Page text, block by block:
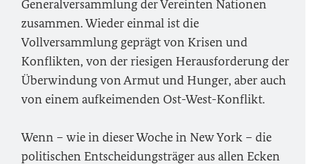
Generalversammlung der Vereinten Nationen
zusammen. Wieder einmal ist die
Vollversammlung geprägt von Krisen und
Konflikten, von der riesigen Herausforderung der
Überwindung von Armut und Hunger, aber auch
von einem aufkeimenden Ost-West-Konflikt.
Wenn – wie in dieser Woche in New York – die
politischen Entscheidungsträger aus allen Ecken